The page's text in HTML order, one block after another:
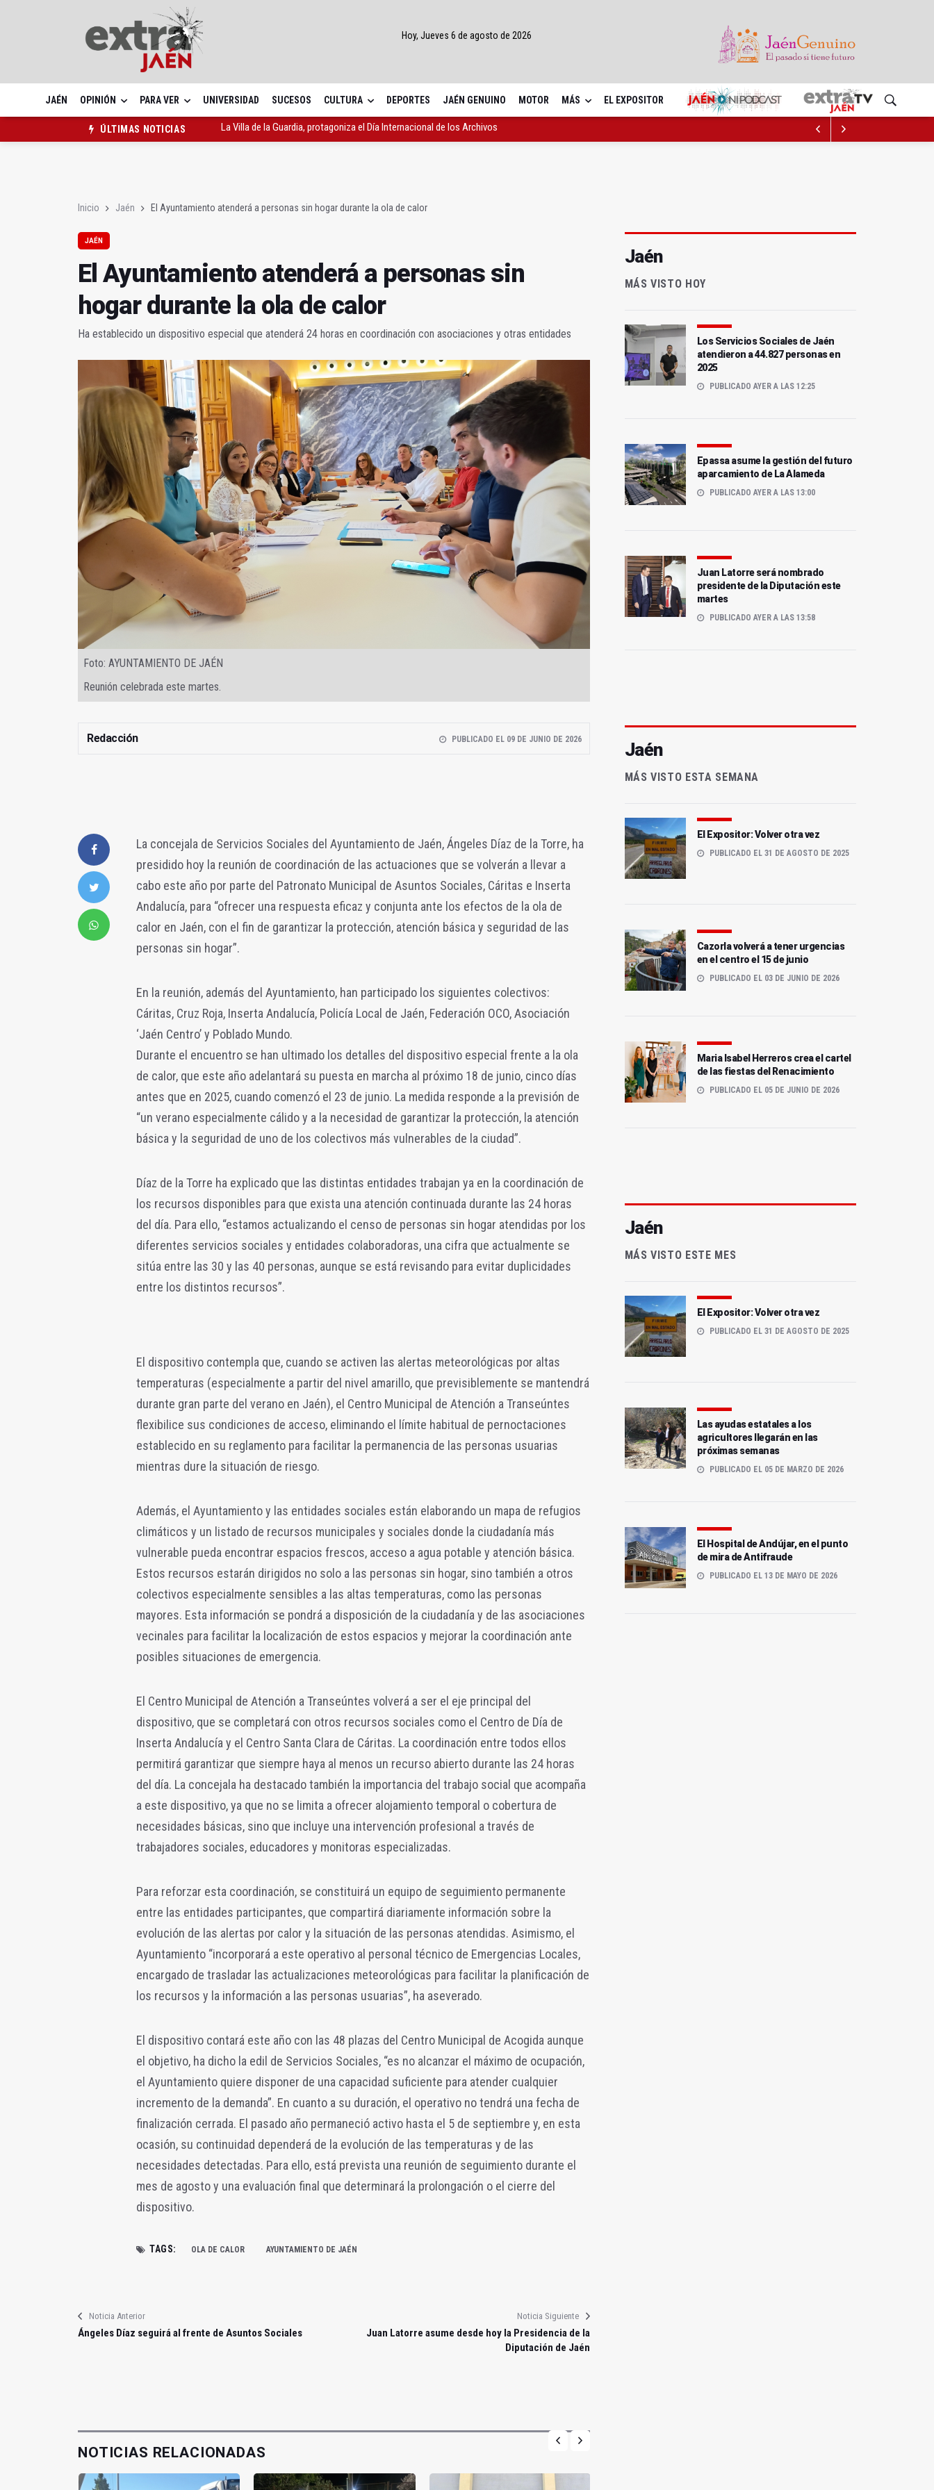
Hoy, Jueves 6 de agosto de 2026
JAÉN OPINIÓN PARA VER UNIVERSIDAD SUCESOS CULTURA DEPORTES JAÉN GENUINO MOTOR MÁS EL EXPOSITOR
ÚLTIMAS NOTICIAS
Cazorla ya cuenta con servicio de urgencias en el núcleo urbano
Inicio Jaén El Ayuntamiento atenderá a personas sin hogar durante la ola de calor
JAÉN
El Ayuntamiento atenderá a personas sin
hogar durante la ola de calor
Ha establecido un dispositivo especial que atenderá 24 horas en coordinación con asociaciones y otras entidades
Foto: AYUNTAMIENTO DE JAÉN
Reunión celebrada este martes.
Redacción PUBLICADO EL 09 DE JUNIO DE 2026
La concejala de Servicios Sociales del Ayuntamiento de Jaén, Ángeles Díaz de la Torre, ha
presidido hoy la reunión de coordinación de las actuaciones que se volverán a llevar a
cabo este año por parte del Patronato Municipal de Asuntos Sociales, Cáritas e Inserta
Andalucía, para “ofrecer una respuesta eficaz y conjunta ante los efectos de la ola de
calor en Jaén, con el fin de garantizar la protección, atención básica y seguridad de las
personas sin hogar”.
En la reunión, además del Ayuntamiento, han participado los siguientes colectivos:
Cáritas, Cruz Roja, Inserta Andalucía, Policía Local de Jaén, Federación OCO, Asociación
‘Jaén Centro’ y Poblado Mundo.
Durante el encuentro se han ultimado los detalles del dispositivo especial frente a la ola
de calor, que este año adelantará su puesta en marcha al próximo 18 de junio, cinco días
antes que en 2025, cuando comenzó el 23 de junio. La medida responde a la previsión de
“un verano especialmente cálido y a la necesidad de garantizar la protección, la atención
básica y la seguridad de uno de los colectivos más vulnerables de la ciudad”.
Díaz de la Torre ha explicado que las distintas entidades trabajan ya en la coordinación de
los recursos disponibles para que exista una atención continuada durante las 24 horas
del día. Para ello, “estamos actualizando el censo de personas sin hogar atendidas por los
diferentes servicios sociales y entidades colaboradoras, una cifra que actualmente se
sitúa entre las 30 y las 40 personas, aunque se está revisando para evitar duplicidades
entre los distintos recursos”.
El dispositivo contempla que, cuando se activen las alertas meteorológicas por altas
temperaturas (especialmente a partir del nivel amarillo, que previsiblemente se mantendrá
durante gran parte del verano en Jaén), el Centro Municipal de Atención a Transeúntes
flexibilice sus condiciones de acceso, eliminando el límite habitual de pernoctaciones
establecido en su reglamento para facilitar la permanencia de las personas usuarias
mientras dure la situación de riesgo.
Además, el Ayuntamiento y las entidades sociales están elaborando un mapa de refugios
climáticos y un listado de recursos municipales y sociales donde la ciudadanía más
vulnerable pueda encontrar espacios frescos, acceso a agua potable y atención básica.
Estos recursos estarán dirigidos no solo a las personas sin hogar, sino también a otros
colectivos especialmente sensibles a las altas temperaturas, como las personas
mayores. Esta información se pondrá a disposición de la ciudadanía y de las asociaciones
vecinales para facilitar la localización de estos espacios y mejorar la coordinación ante
posibles situaciones de emergencia.
El Centro Municipal de Atención a Transeúntes volverá a ser el eje principal del
dispositivo, que se completará con otros recursos sociales como el Centro de Día de
Inserta Andalucía y el Centro Santa Clara de Cáritas. La coordinación entre todos ellos
permitirá garantizar que siempre haya al menos un recurso abierto durante las 24 horas
del día. La concejala ha destacado también la importancia del trabajo social que acompaña
a este dispositivo, ya que no se limita a ofrecer alojamiento temporal o cobertura de
necesidades básicas, sino que incluye una intervención profesional a través de
trabajadores sociales, educadores y monitoras especializadas.
Para reforzar esta coordinación, se constituirá un equipo de seguimiento permanente
entre las entidades participantes, que compartirá diariamente información sobre la
evolución de las alertas por calor y la situación de las personas atendidas. Asimismo, el
Ayuntamiento “incorporará a este operativo al personal técnico de Emergencias Locales,
encargado de trasladar las actualizaciones meteorológicas para facilitar la planificación de
los recursos y la información a las personas usuarias”, ha aseverado.
El dispositivo contará este año con las 48 plazas del Centro Municipal de Acogida aunque
el objetivo, ha dicho la edil de Servicios Sociales, “es no alcanzar el máximo de ocupación,
el Ayuntamiento quiere disponer de una capacidad suficiente para atender cualquier
incremento de la demanda”. En cuanto a su duración, el operativo no tendrá una fecha de
finalización cerrada. El pasado año permaneció activo hasta el 5 de septiembre y, en esta
ocasión, su continuidad dependerá de la evolución de las temperaturas y de las
necesidades detectadas. Para ello, está prevista una reunión de seguimiento durante el
mes de agosto y una evaluación final que determinará la prolongación o el cierre del
dispositivo.
TAGS: OLA DE CALOR AYUNTAMIENTO DE JAÉN
Noticia Anterior
Ángeles Díaz seguirá al frente de Asuntos Sociales
Noticia Siguiente
Juan Latorre asume desde hoy la Presidencia de la
Diputación de Jaén
NOTICIAS RELACIONADAS
Jaén
MÁS VISTO HOY
Los Servicios Sociales de Jaén
atendieron a 44.827 personas en
2025
PUBLICADO AYER A LAS 12:25
Epassa asume la gestión del futuro
aparcamiento de La Alameda
PUBLICADO AYER A LAS 13:00
Juan Latorre será nombrado
presidente de la Diputación este
martes
PUBLICADO AYER A LAS 13:58
Jaén
MÁS VISTO ESTA SEMANA
El Expositor: Volver otra vez
PUBLICADO EL 31 DE AGOSTO DE 2025
Cazorla volverá a tener urgencias
en el centro el 15 de junio
PUBLICADO EL 03 DE JUNIO DE 2026
Maria Isabel Herreros crea el cartel
de las fiestas del Renacimiento
PUBLICADO EL 05 DE JUNIO DE 2026
Jaén
MÁS VISTO ESTE MES
El Expositor: Volver otra vez
PUBLICADO EL 31 DE AGOSTO DE 2025
Las ayudas estatales a los
agricultores llegarán en las
próximas semanas
PUBLICADO EL 05 DE MARZO DE 2026
El Hospital de Andújar, en el punto
de mira de Antifraude
PUBLICADO EL 13 DE MAYO DE 2026